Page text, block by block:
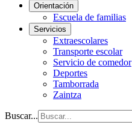
Orientación
Escuela de familias
Servicios
Extraescolares
Transporte escolar
Servicio de comedor
Deportes
Tamborrada
Zaintza
Buscar...